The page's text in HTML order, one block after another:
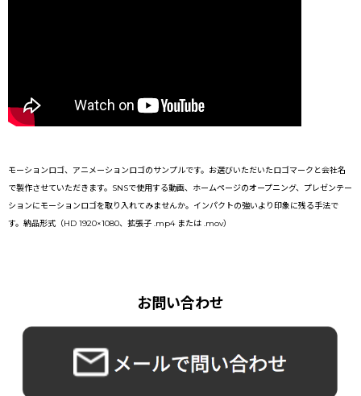
モーションロゴ、アニメーションロゴのサンプルです。お選びいただいたロゴマークと会社名
で製作させていただきます。SNSで使用する動画、ホームページのオープニング、プレゼンテー
ションにモーションロゴを取り入れてみませんか。インパクトの強いより印象に残る手法で
す。納品形式（HD 1920×1080、拡張子 .mp4 または .mov）
お問い合わせ